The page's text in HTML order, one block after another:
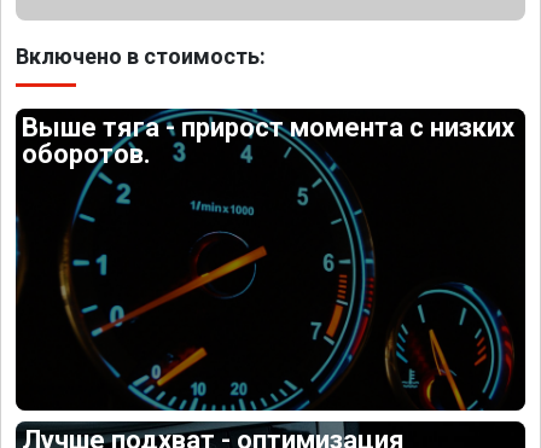
Включено в стоимость:
Выше тяга - прирост момента с низких
оборотов.
Лучше подхват - оптимизация